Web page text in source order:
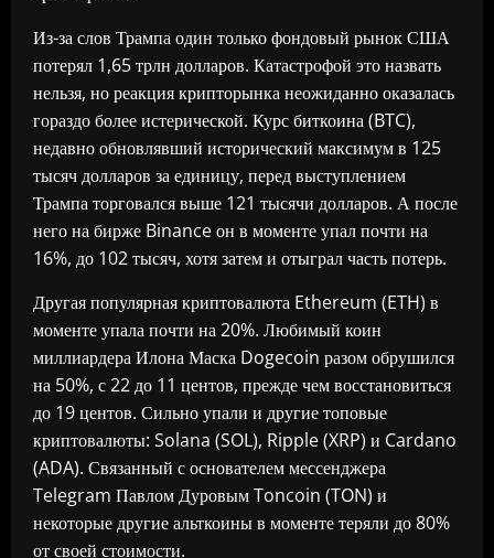
Из-за слов Трампа один только фондовый рынок США
потерял 1,65 трлн долларов. Катастрофой это назвать
нельзя, но реакция крипторынка неожиданно оказалась
гораздо более истерической. Курс биткоина (BTC),
недавно обновлявший исторический максимум в 125
тысяч долларов за единицу, перед выступлением
Трампа торговался выше 121 тысячи долларов. А после
него на бирже Binance он в моменте упал почти на
16%, до 102 тысяч, хотя затем и отыграл часть потерь.
Другая популярная криптовалюта Ethereum (ETH) в
моменте упала почти на 20%. Любимый коин
миллиардера Илона Маска Dogecoin разом обрушился
на 50%, с 22 до 11 центов, прежде чем восстановиться
до 19 центов. Сильно упали и другие топовые
криптовалюты: Solana (SOL), Ripple (XRP) и Cardano
(ADA). Связанный с основателем мессенджера
Telegram Павлом Дуровым Toncoin (TON) и
некоторые другие альткоины в моменте теряли до 80%
от своей стоимости.